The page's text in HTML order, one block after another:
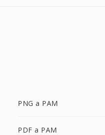
PNG a PAM
PDF a PAM